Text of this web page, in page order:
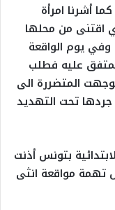
أشرنا امرأة
اقتنى من محلها
يوم الواقعة
عليه فطلب
المتضررة الى
تحت التهديد
بتونس أذنت
تهمة مواقعة انثى